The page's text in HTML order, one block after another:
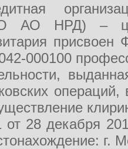
АО НРД) –
000100
28 декабря
г.